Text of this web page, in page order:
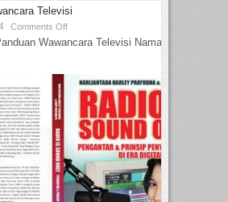
Televisi
Comments Off
Wawancara Televisi Nama